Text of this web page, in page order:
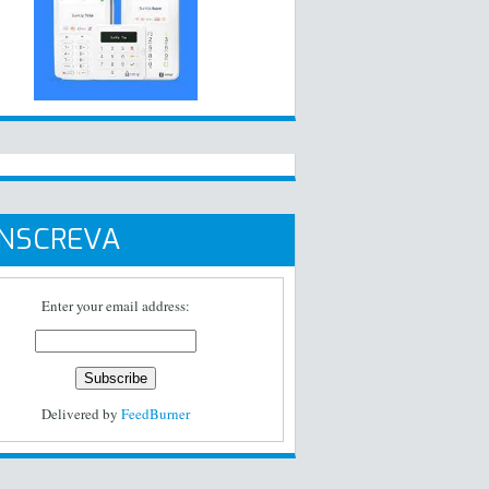
Enter your email address:
Delivered by FeedBurner